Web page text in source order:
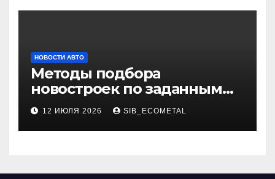
НОВОСТИ АВТО
Методы подбора
новостроек по заданным
критериям
12 ИЮЛЯ 2026 SIB_ECOMETAL